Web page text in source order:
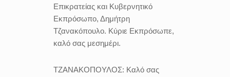
Επικρατείας και Κυβερνητικό
Εκπρόσωπο, Δημήτρη
Τζανακόπουλο. Κύριε Εκπρόσωπε,
καλό σας μεσημέρι.
ΤΖΑΝΑΚΟΠΟΥΛΟΣ: Καλό σας